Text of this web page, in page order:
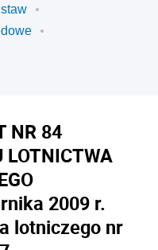
NR 84
LOTNICTWA
2009 r.
lotniczego nr